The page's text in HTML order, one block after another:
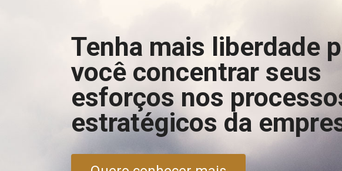
Tenha mais liberdade
você concentrar seus
esforços nos
estratégicos da